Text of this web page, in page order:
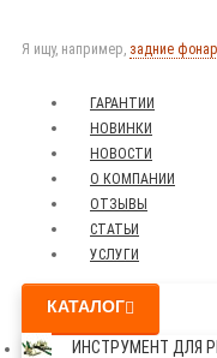
Я ищу, например, задние
ГАРАНТИИ
НОВИНКИ
НОВОСТИ
О КОМПАНИИ
ОТЗЫВЫ
СТАТЬИ
УСЛУГИ
КАТАЛОГ
ИНСТРУМЕНТ ДЛЯ